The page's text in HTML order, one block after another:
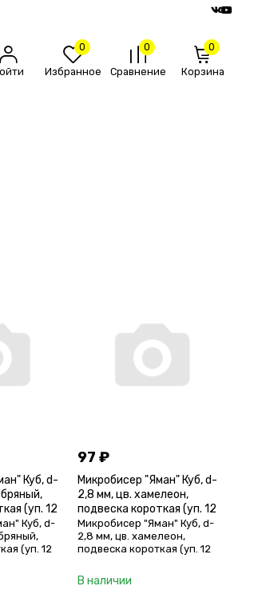
0
Избранное
0
Сравнение
0
Корзина
Куб, d-
(уп. 12
Куб, d-
(уп. 12
97₽
Микробисер "Яман" Куб, d-
2,8 мм, цв. хамелеон,
подвеска короткая (уп. 12
шт.)
Микробисер "Яман" Куб, d-
2,8 мм, цв. хамелеон,
подвеска короткая (уп. 12
В наличии